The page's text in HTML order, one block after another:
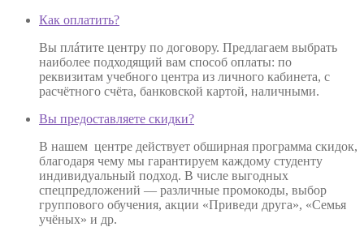
Как оплатить?
Вы плáтите центру по договору. Предлагаем выбрать
наиболее подходящий вам способ оплаты: по
реквизитам учебного центра из личного кабинета, с
расчётного счёта, банковской картой, наличными.
Вы предоставляете скидки?
В нашем центре действует обширная программа скидок,
благодаря чему мы гарантируем каждому студенту
индивидуальный подход. В числе выгодных
спецпредложений — различные промокоды, выбор
группового обучения, акции «Приведи друга», «Семья
учёных» и др.